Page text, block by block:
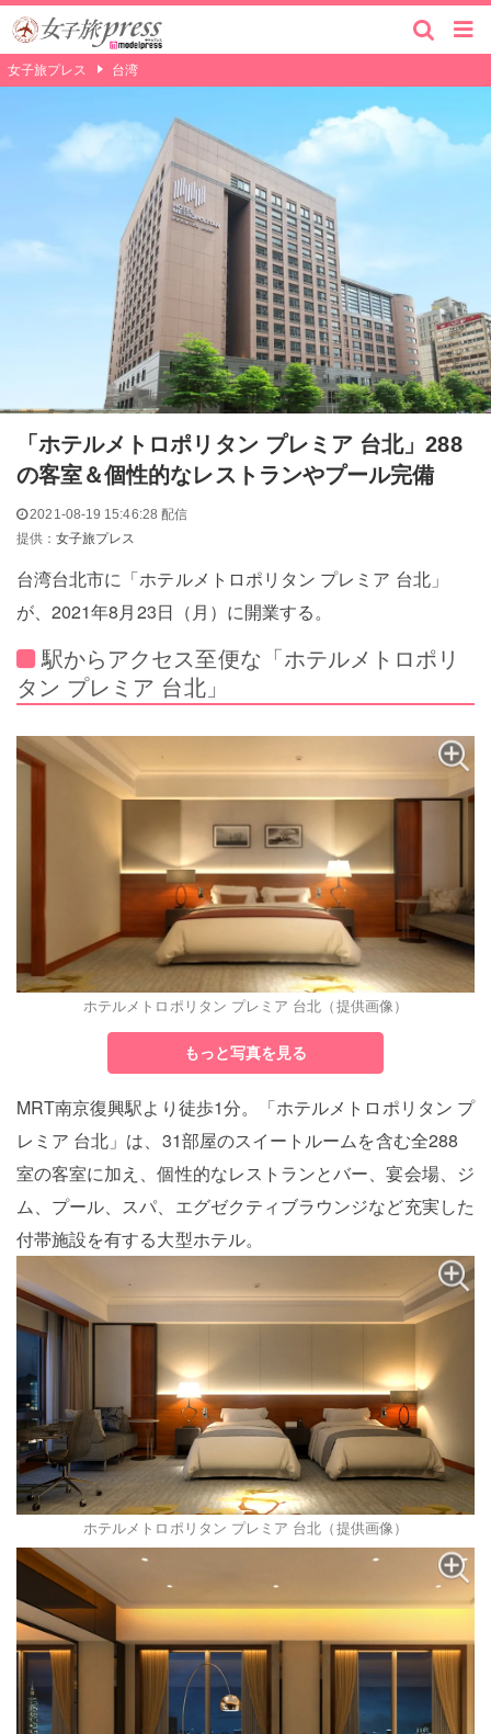
女子旅プレス 台湾
「ホテルメトロポリタン プレミア 台北」288
の客室＆個性的なレストランやプール完備
2021-08-19 15:46:28 配信
提供：女子旅プレス
台湾台北市に「ホテルメトロポリタン プレミア 台北」
が、2021年8月23日（月）に開業する。
駅からアクセス至便な「ホテルメトロポリ
タン プレミア 台北」
ホテルメトロポリタン プレミア 台北（提供画像）
もっと写真を見る
MRT南京復興駅より徒歩1分。「ホテルメトロポリタン プ
レミア 台北」は、31部屋のスイートルームを含む全288
室の客室に加え、個性的なレストランとバー、宴会場、ジ
ム、プール、スパ、エグゼクティブラウンジなど充実した
付帯施設を有する大型ホテル。
ホテルメトロポリタン プレミア 台北（提供画像）